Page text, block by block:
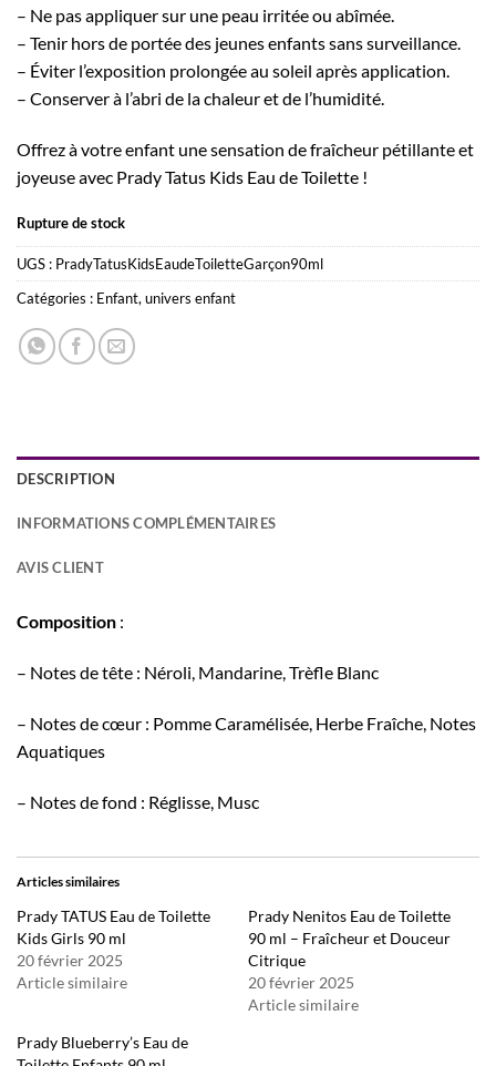
– Ne pas appliquer sur une peau irritée ou abîmée.
– Tenir hors de portée des jeunes enfants sans surveillance.
– Éviter l’exposition prolongée au soleil après application.
– Conserver à l’abri de la chaleur et de l’humidité.
Offrez à votre enfant une sensation de fraîcheur pétillante et
joyeuse avec Prady Tatus Kids Eau de Toilette !
Rupture de stock
UGS : PradyTatusKidsEaudeToiletteGarçon90ml
Catégories : Enfant, univers enfant
DESCRIPTION
INFORMATIONS COMPLÉMENTAIRES
AVIS CLIENT
Composition :
– Notes de tête : Néroli, Mandarine, Trèfle Blanc
– Notes de cœur : Pomme Caramélisée, Herbe Fraîche, Notes
Aquatiques
– Notes de fond : Réglisse, Musc
Articles similaires
Prady TATUS Eau de Toilette
Kids Girls 90 ml
20 février 2025
Article similaire
Prady Nenitos Eau de Toilette
90 ml – Fraîcheur et Douceur
Citrique
20 février 2025
Article similaire
Prady Blueberry’s Eau de